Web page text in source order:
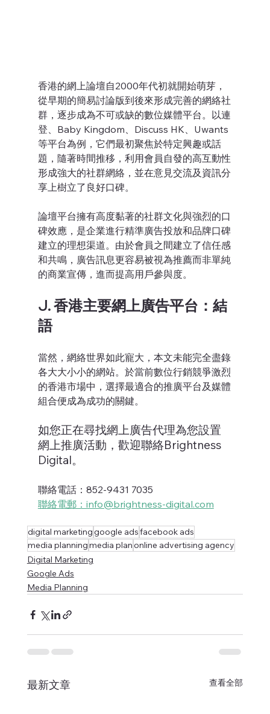
香港的網上論壇自2000年代初就開始萌芽，
從早期的簡易討論版到後來形成完善的網絡社
群，逐步成為不可或缺的數位媒體平台。以連
登、Baby Kingdom、Discuss HK、Uwants
等平台為例，它們最初聚焦於特定興趣或話
題，隨著時間推移，利用會員自發的高互動性
形成強大的社群網絡，並在意見交流及資訊分
享上樹立了良好口碑。
論壇平台擁有高度黏著的社群文化與強烈的口
碑效應，是企業進行精準廣告投放和品牌口碑
建立的理想渠道。由於會員之間建立了信任感
和共鳴，廣告訊息更容易被視為推薦而非單純
的商業宣傳，進而提高用戶參與度。
J. 香港主要網上廣告平台：結
語
當然，網絡世界如此寵大，本文未能完全盡錄
各大大小小的網站。於當前數位行銷競爭激烈
的香港市場中，選擇最適合的推廣平台及媒體
組合便成為成功的關鍵。
如您正在尋找網上廣告代理為您設置
網上推廣活動，歡迎聯絡Brightness
Digital。
聯絡電話：852-9431 7035
聯絡電郵：info@brightness-digital.com
digital marketinggoogle adsfacebook ads
media planningmedia planonline advertising agency
Digital Marketing
Google Ads
Media Planning
最新文章 查看全部